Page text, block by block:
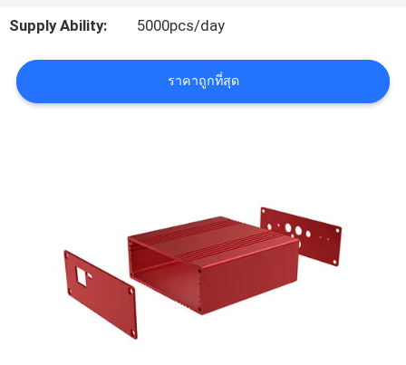
ขอ
ใบ
SHOPPING ONLINE
Supply Ability: 5000pcs/day
ราคาถูกที่สุด